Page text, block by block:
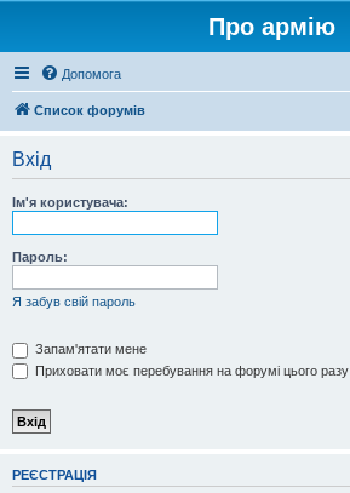
Про армію
Допомога
Список форумів
Вхід
Ім'я користувача:
Пароль:
Я забув свій пароль
Запам'ятати мене
Приховати моє перебування на форумі цього разу
РЕЄСТРАЦІЯ